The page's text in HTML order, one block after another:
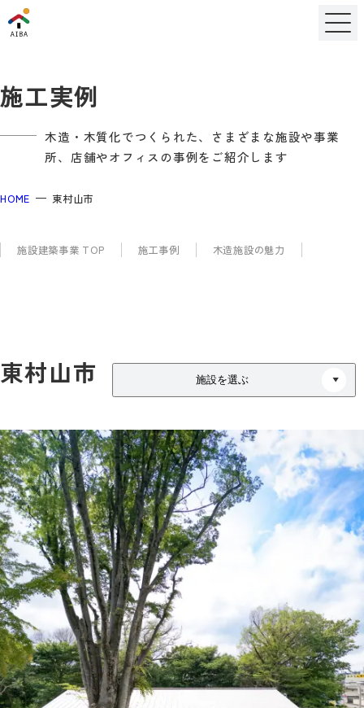
施工実例
木造・木質化でつくられた、さまざまな施設や事業
所、店舗やオフィスの事例をご紹介します
HOME 東村山市
施設建築事業 TOP 施工事例 木造施設の魅力
東村山市 施設を選ぶ